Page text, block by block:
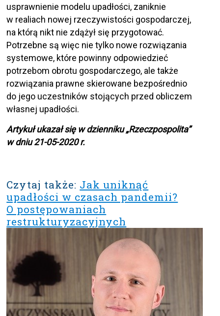
usprawnienie modelu upadłości, zaniknie
w realiach nowej rzeczywistości gospodarczej,
na którą nikt nie zdążył się przygotować.
Potrzebne są więc nie tylko nowe rozwiązania
systemowe, które powinny odpowiedzieć
potrzebom obrotu gospodarczego, ale także
rozwiązania prawne skierowane bezpośrednio
do jego uczestników stojących przed obliczem
własnej upadłości.
Artykuł ukazał się w dzienniku „Rzeczpospolita”
w dniu 21-05-2020 r.
Czytaj także: Jak uniknąć
upadłości w czasach pandemii?
O postępowaniach
restrukturyzacyjnych